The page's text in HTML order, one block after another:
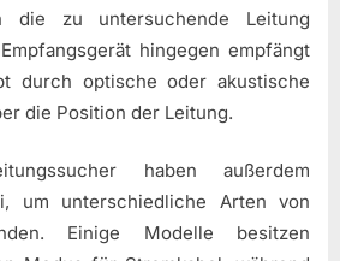
zu untersuchende Leitung
hingegen empfängt
durch optische oder akustische
die Position der Leitung.
haben außerdem
um unterschiedliche Arten von
Einige Modelle besitzen